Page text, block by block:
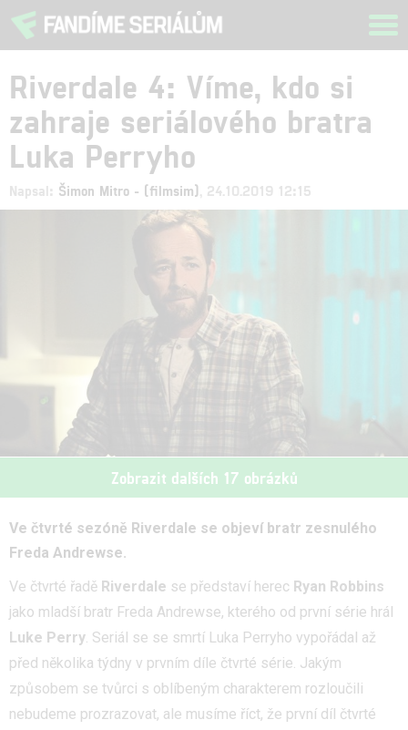
Riverdale 4: Víme, kdo si
zahraje seriálového bratra
Luka Perryho
Napsal: Šimon Mitro - (filmsim) , 24.10.2019 12:15
Zobrazit dalších 17 obrázků
Ve čtvrté sezóně Riverdale se objeví bratr zesnulého
Freda Andrewse.
Ve čtvrté řadě Riverdale se představí herec Ryan Robbins
jako mladší bratr Freda Andrewse, kterého od první série hrál
Luke Perry. Seriál se se smrtí Luka Perryho vypořádal až
před několika týdny v prvním díle čtvrté série. Jakým
způsobem se tvůrci s oblíbeným charakterem rozloučili
nebudeme prozrazovat, ale musíme říct, že první díl čtvrté